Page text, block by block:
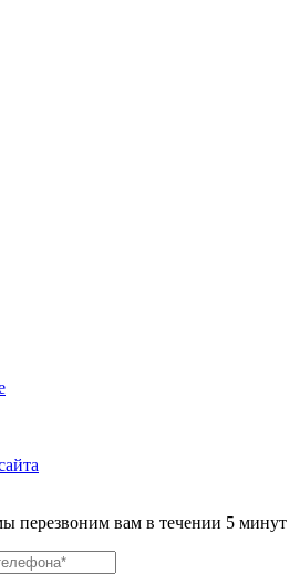
перезвоним вам в течении 5 минут